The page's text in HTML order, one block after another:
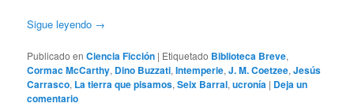
Sigue leyendo →
Publicado en Ciencia Ficción | Etiquetado Biblioteca Breve,
Cormac McCarthy, Dino Buzzati,Intemperie,J. M. Coetzee,Jesús
Carrasco, La tierra que pisamos,Seix Barral,ucronía | Deja un
comentario